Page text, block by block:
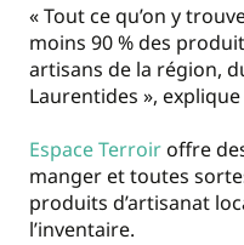
« Tout ce qu’on y
moins 90 % des
artisans de la région,
Laurentides »,
Espace Terroiroffre
manger et toutes
produits d’artisanat
l’inventaire.